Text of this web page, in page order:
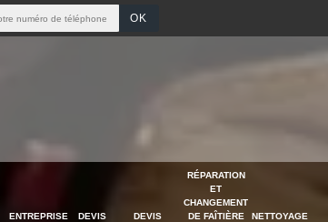
ENTREPRISE
DEVIS
DEVIS
RÉPARATION
ET
CHANGEMENT
DE FAÎTIÈRE
NETTOYAGE